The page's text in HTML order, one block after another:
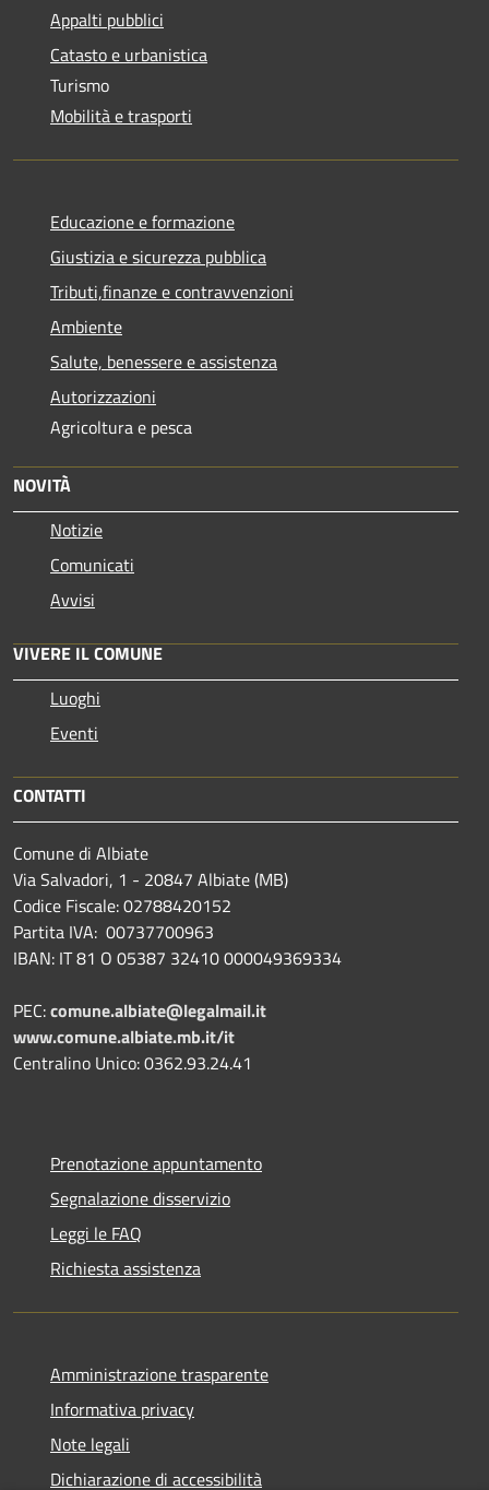
Appalti pubblici
Catasto e urbanistica
Turismo
Mobilità e trasporti
Educazione e formazione
Giustizia e sicurezza pubblica
Tributi,finanze e contravvenzioni
Ambiente
Salute, benessere e assistenza
Autorizzazioni
Agricoltura e pesca
NOVITÀ
Notizie
Comunicati
Avvisi
VIVERE IL COMUNE
Luoghi
Eventi
CONTATTI
Comune di Albiate
Via Salvadori, 1 - 20847 Albiate (MB)
Codice Fiscale: 02788420152
Partita IVA: 00737700963
IBAN: IT 81 O 05387 32410 000049369334
PEC:comune.albiate@legalmail.it
www.comune.albiate.mb.it/it
Centralino Unico: 0362.93.24.41
Prenotazione appuntamento
Segnalazione disservizio
Leggi le FAQ
Richiesta assistenza
Amministrazione trasparente
Informativa privacy
Note legali
Dichiarazione di accessibilità